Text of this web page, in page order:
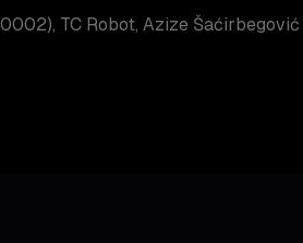
TC Robot, Azize